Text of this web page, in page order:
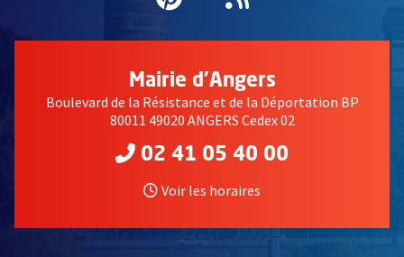
Mairie d'Angers
Boulevard de la Résistance et de la Déportation BP
80011 49020 ANGERS Cedex 02
02 41 05 40 00
Voir les horaires